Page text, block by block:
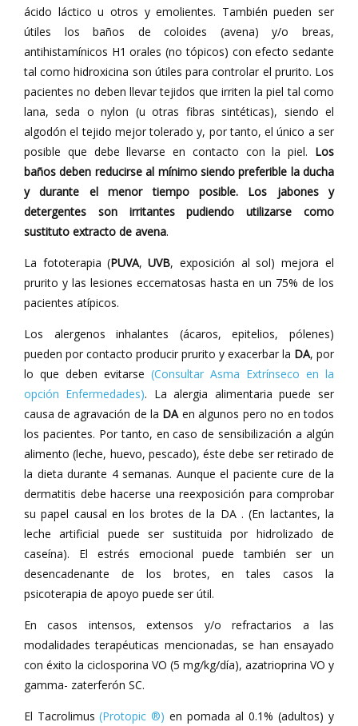
ácido láctico u otros y emolientes. También pueden ser
útiles los baños de coloides (avena) y/o breas,
antihistamínicos H1 orales (no tópicos) con efecto sedante
tal como hidroxicina son útiles para controlar el prurito. Los
pacientes no deben llevar tejidos que irriten la piel tal como
lana, seda o nylon (u otras fibras sintéticas), siendo el
algodón el tejido mejor tolerado y, por tanto, el único a ser
posible que debe llevarse en contacto con la piel. Los
baños deben reducirse al mínimo siendo preferible la ducha
y durante el menor tiempo posible. Los jabones y
detergentes son irritantes pudiendo utilizarse como
sustituto extracto de avena.
La fototerapia (PUVA, UVB, exposición al sol) mejora el
prurito y las lesiones eccematosas hasta en un 75% de los
pacientes atípicos.
Los alergenos inhalantes (ácaros, epitelios, pólenes)
pueden por contacto producir prurito y exacerbar la DA, por
lo que deben evitarse (Consultar Asma Extrínseco en la
opción Enfermedades). La alergia alimentaria puede ser
causa de agravación de la DAen algunos pero no en todos
los pacientes. Por tanto, en caso de sensibilización a algún
alimento (leche, huevo, pescado), éste debe ser retirado de
la dieta durante 4 semanas. Aunque el paciente cure de la
dermatitis debe hacerse una reexposición para comprobar
su papel causal en los brotes de la DA . (En lactantes, la
leche artificial puede ser sustituida por hidrolizado de
caseína). El estrés emocional puede también ser un
desencadenante de los brotes, en tales casos la
psicoterapia de apoyo puede ser útil.
En casos intensos, extensos y/o refractarios a las
modalidades terapéuticas mencionadas, se han ensayado
con éxito la ciclosporina VO (5 mg/kg/día), azatrioprina VO y
gamma- zaterferón SC.
El Tacrolimus (Protopic ®) en pomada al 0.1% (adultos) y